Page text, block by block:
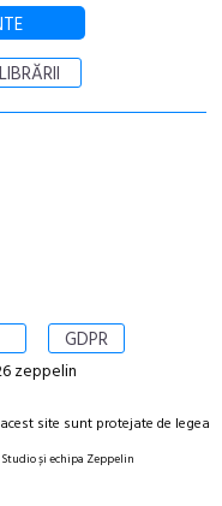
LIBRĂRII
GDPR
zeppelin
site sunt protejate de legea
și echipa Zeppelin